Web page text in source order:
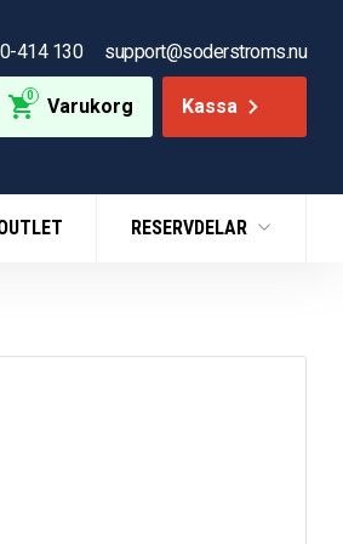
414 130 support@soderstroms.nu
0 Varukorg Kassa
RESERVDELAR